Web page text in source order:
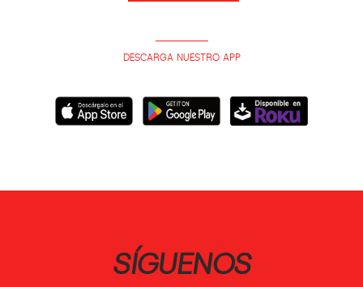
DESCARGA NUESTRO APP
SÍGUENOS